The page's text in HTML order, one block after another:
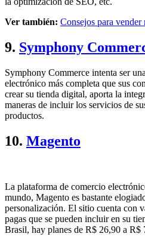
Ver también: Consejos para
9. Symphony
Symphony Commerce intenta ser
electrónico más completa que sus
crear su tienda digital, aporta la
maneras de incluir los servicios de
productos.
10. Magento
La plataforma de comercio
mundo, Magento es bastante
personalización. El sitio cuenta con
pagas que se pueden incluir en su
Brasil, hay planes de R$ 26,90 a R$